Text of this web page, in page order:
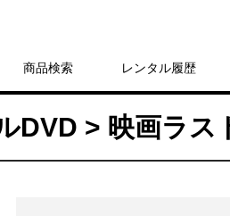
商品検索 レンタル履歴
DVD > 映画ラス